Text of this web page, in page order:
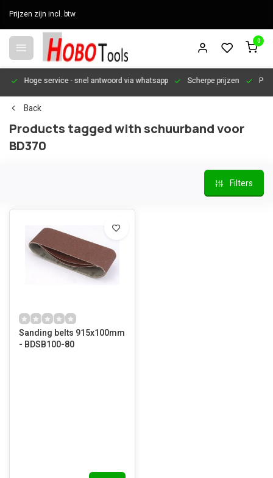
Prijzen zijn incl. btw
0
Hoge service- snel antwoord via whatsapp Scherpe prijzen
Back
Products tagged with schuurband voor
BD370
Filters
Sanding belts 915x100mm
- BDSB100-80